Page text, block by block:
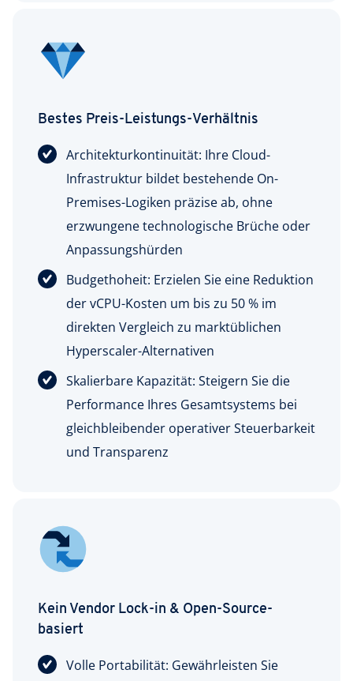
Bestes Preis-Leistungs-Verhältnis
Architekturkontinuität: Ihre Cloud-
Infrastruktur bildet bestehende On-
Premises-Logiken präzise ab, ohne
erzwungene technologische Brüche oder
Anpassungshürden
Budgethoheit: Erzielen Sie eine Reduktion
der vCPU-Kosten um bis zu 50 % im
direkten Vergleich zu marktüblichen
Hyperscaler-Alternativen
Skalierbare Kapazität: Steigern Sie die
Performance Ihres Gesamtsystems bei
gleichbleibender operativer Steuerbarkeit
und Transparenz
Kein Vendor Lock-in & Open-Source-
basiert
Volle Portabilität: Gewährleisten Sie